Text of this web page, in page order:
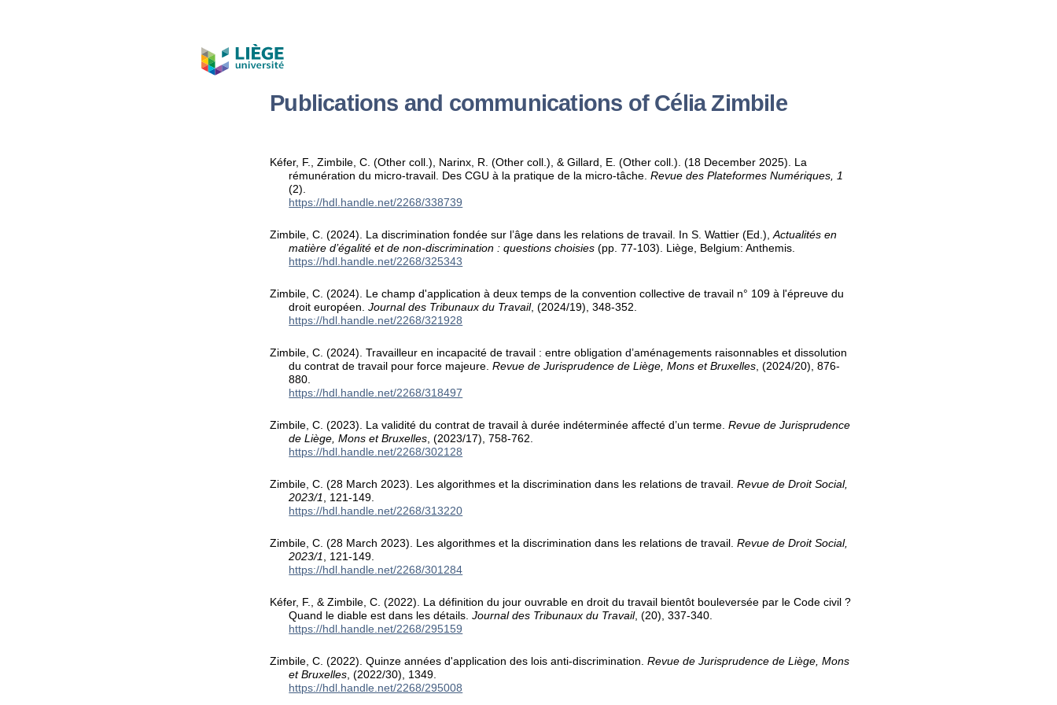
Publications and communications of Célia Zimbile
Kéfer, F., Zimbile, C. (Other coll.), Narinx, R. (Other coll.), & Gillard, E. (Other coll.). (18 December 2025). La
rémunération du micro-travail. Des CGU à la pratique de la micro-tâche.Revue des Plateformes Numériques, 1
(2).
https://hdl.handle.net/2268/338739
Zimbile, C. (2024). La discrimination fondée sur l’âge dans les relations de travail. In S. Wattier (Ed.),Actualités en
matière d’égalité et de non-discrimination : questions choisies (pp. 77-103). Liège, Belgium: Anthemis.
https://hdl.handle.net/2268/325343
Zimbile, C. (2024). Le champ d'application à deux temps de la convention collective de travail n° 109 à l'épreuve du
droit européen.Journal des Tribunaux du Travail, (2024/19), 348-352.
https://hdl.handle.net/2268/321928
Zimbile, C. (2024). Travailleur en incapacité de travail : entre obligation d’aménagements raisonnables et dissolution
du contrat de travail pour force majeure.Revue de Jurisprudence de Liège, Mons et Bruxelles, (2024/20), 876-
880.
https://hdl.handle.net/2268/318497
Zimbile, C. (2023). La validité du contrat de travail à durée indéterminée affecté d’un terme.Revue de Jurisprudence
de Liège, Mons et Bruxelles, (2023/17), 758-762.
https://hdl.handle.net/2268/302128
Zimbile, C. (28 March 2023). Les algorithmes et la discrimination dans les relations de travail.Revue de Droit Social,
2023/1, 121-149.
https://hdl.handle.net/2268/313220
Zimbile, C. (28 March 2023). Les algorithmes et la discrimination dans les relations de travail.Revue de Droit Social,
2023/1, 121-149.
https://hdl.handle.net/2268/301284
Kéfer, F., & Zimbile, C. (2022). La définition du jour ouvrable en droit du travail bientôt bouleversée par le Code civil ?
Quand le diable est dans les détails.Journal des Tribunaux du Travail, (20), 337-340.
https://hdl.handle.net/2268/295159
Zimbile, C. (2022). Quinze années d'application des lois anti-discrimination.Revue de Jurisprudence de Liège, Mons
et Bruxelles, (2022/30), 1349.
https://hdl.handle.net/2268/295008